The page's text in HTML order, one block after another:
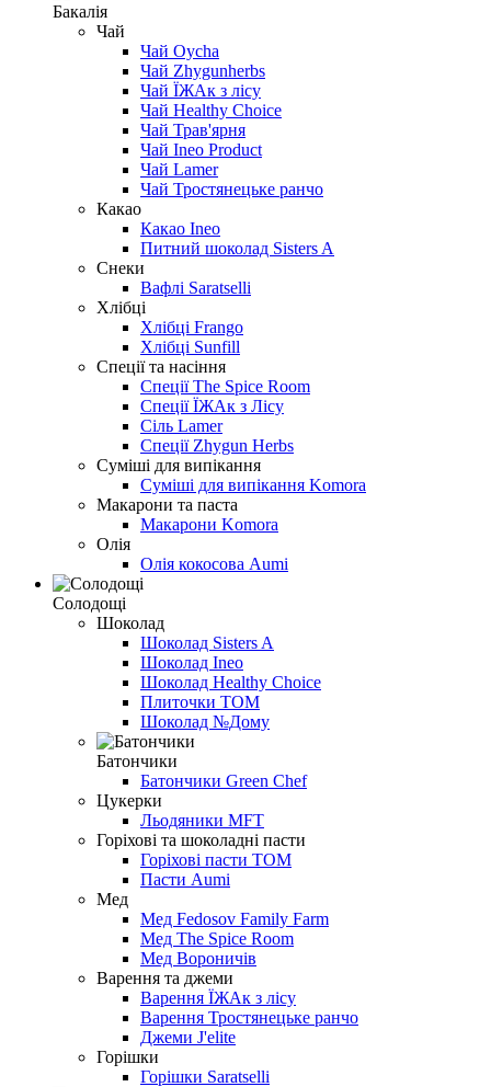
Бакалія
Чай
Чай Oycha
Чай Zhygunherbs
Чай ЇЖАк з лісу
Чай Healthy Choice
Чай Трав'ярня
Чай Ineo Product
Чай Lamer
Чай Тростянецьке ранчо
Какао
Какао Ineo
Питний шоколад Sisters A
Снеки
Вафлі Saratselli
Хлібці
Хлібці Frango
Хлібці Sunfill
Спеції та насіння
Спеції The Spice Room
Спеції ЇЖАк з Лісу
Сіль Lamer
Спеції Zhygun Herbs
Суміші для випікання
Суміші для випікання Komora
Макарони та паста
Макарони Komora
Олія
Олія кокосова Aumi
Солодощі
Шоколад
Шоколад Sisters A
Шоколад Ineo
Шоколад Healthy Choice
Плиточки ТОМ
Шоколад №Дому
Батончики
Батончики Green Chef
Цукерки
Льодяники MFT
Горіхові та шоколадні пасти
Горіхові пасти ТОМ
Пасти Aumi
Мед
Мед Fedosov Family Farm
Мед The Spice Room
Мед Вороничів
Варення та джеми
Варення ЇЖАк з лісу
Варення Тростянецьке ранчо
Джеми J'elite
Горішки
Горішки Saratselli